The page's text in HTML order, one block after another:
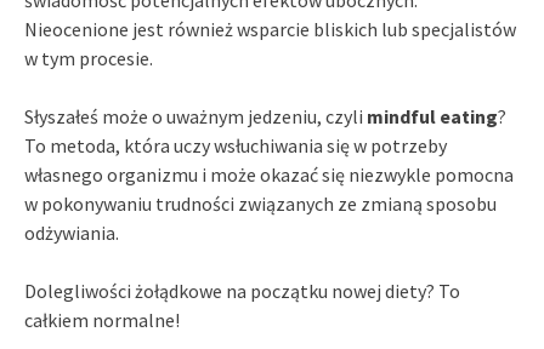
Nieocenione jest również wsparcie bliskich lub specjalistów
w tym procesie.
Słyszałeś może o uważnym jedzeniu, czyli mindful eating?
To metoda, która uczy wsłuchiwania się w potrzeby
własnego organizmu i może okazać się niezwykle pomocna
w pokonywaniu trudności związanych ze zmianą sposobu
odżywiania.
Dolegliwości żołądkowe na początku nowej diety? To
całkiem normalne!